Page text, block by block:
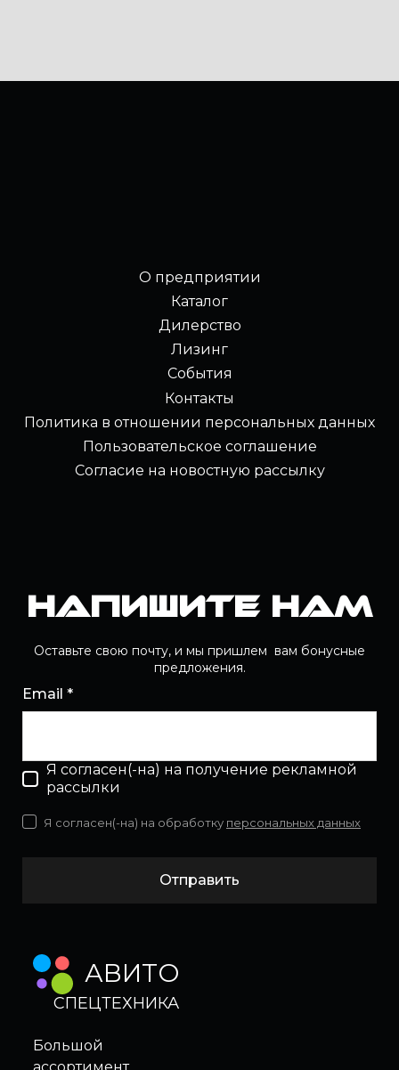
О предприятии
Каталог
Дилерство
Лизинг
События
Контакты
Политика в отношении персональных данных
Пользовательское соглашение
Согласие на новостную рассылку
Напишите нам
Оставьте свою почту, и мы пришлем вам бонусные
предложения.
Email *
Я согласен(-на) на получение рекламной
рассылки
Отправить
Я согласен(-на) на обработку персональных данных
АВИТО
Большой
СПЕЦТЕХНИКА